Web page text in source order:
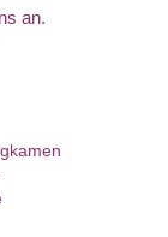
an.